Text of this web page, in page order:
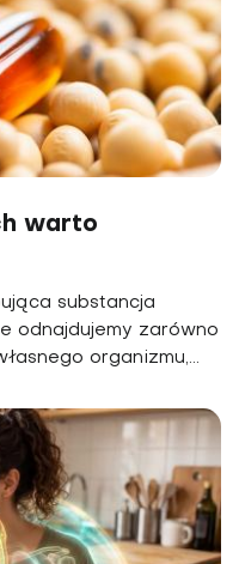
warto
substancja
odnajdujemy zarówno
organizmu,...